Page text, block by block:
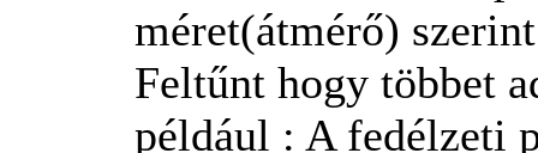
méret(átmérő)
Feltűnt hogy többet
például : A fedélzeti